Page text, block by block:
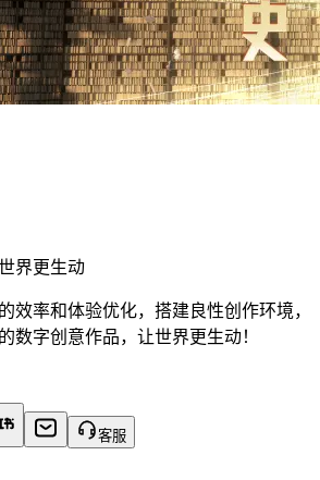
界更生动
效率和体验优化，搭建良性创作环境，
数字创意作品，让世界更生动！
客服